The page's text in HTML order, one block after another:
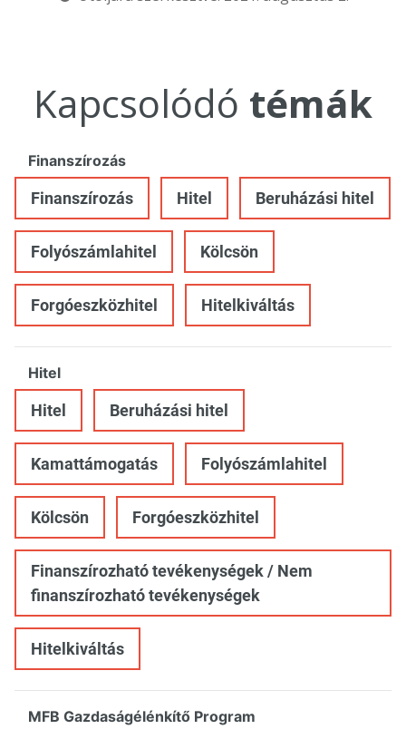
Kapcsolódó témák
Finanszírozás
Finanszírozás Hitel Beruházási hitel
Folyószámlahitel Kölcsön
Forgóeszközhitel Hitelkiváltás
Hitel
Hitel Beruházási hitel
Kamattámogatás Folyószámlahitel
Kölcsön Forgóeszközhitel
Finanszírozható tevékenységek / Nem
finanszírozható tevékenységek
Hitelkiváltás
MFB Gazdaságélénkítő Program